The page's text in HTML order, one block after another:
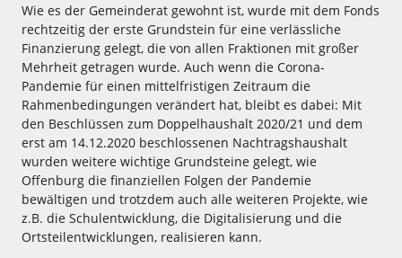
Wie es der Gemeinderat gewohnt ist, wurde mit dem Fonds
rechtzeitig der erste Grundstein für eine verlässliche
Finanzierung gelegt, die von allen Fraktionen mit großer
Mehrheit getragen wurde. Auch wenn die Corona-
Pandemie für einen mittelfristigen Zeitraum die
Rahmenbedingungen verändert hat, bleibt es dabei: Mit
den Beschlüssen zum Doppelhaushalt 2020/21 und dem
erst am 14.12.2020 beschlossenen Nachtragshaushalt
wurden weitere wichtige Grundsteine gelegt, wie
Offenburg die finanziellen Folgen der Pandemie
bewältigen und trotzdem auch alle weiteren Projekte, wie
z.B. die Schulentwicklung, die Digitalisierung und die
Ortsteilentwicklungen, realisieren kann.